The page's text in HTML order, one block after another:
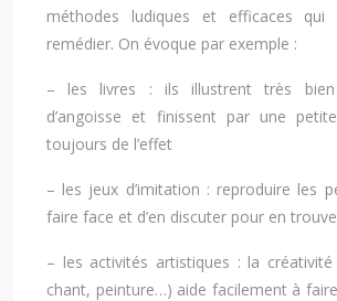
méthodes ludiques et efficaces qui
remédier. On évoque par exemple :
– les livres : ils illustrent très bien
d’angoisse et finissent par une
toujours de l’effet
– les jeux d’imitation : reproduire les
faire face et d’en discuter pour en
– les activités artistiques : la créativité
chant, peinture…) aide facilement à